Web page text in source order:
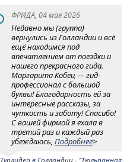
ФРИДА, 04 мая 2026
Недавно мы (группа)
вернулись из Голландии и всё
ещё находимся под
впечатлением от поездки и
нашего прекрасного гида.
Маргарита Кобец — гид-
профессионал с большой
буквы! Благодарность ей за
интересные рассказы, за
чуткость и заботу! Спасибо!
С вашей фирмой я ехала в
третий раз и каждый раз
убеждаюсь,Подробнее>
Турлидер в Голландии - "Тюльпанная